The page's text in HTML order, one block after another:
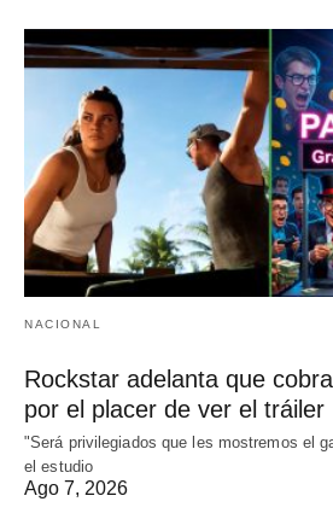
NACIONAL
Rockstar adelanta que
por el placer de ver el tráiler
"Será privilegiados que les mostremos el
el estudio
Ago 7, 2026